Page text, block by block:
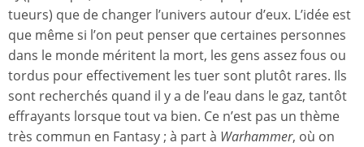
tueurs) que de changer l’univers autour d’eux. L’idée est
que même si l’on peut penser que certaines personnes
dans le monde méritent la mort, les gens assez fous ou
tordus pour effectivement les tuer sont plutôt rares. Ils
sont recherchés quand il y a de l’eau dans le gaz, tantôt
effrayants lorsque tout va bien. Ce n’est pas un thème
très commun en Fantasy ; à part à Warhammer, où on